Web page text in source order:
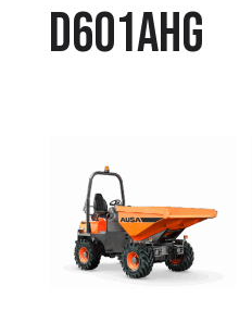
D601AHG